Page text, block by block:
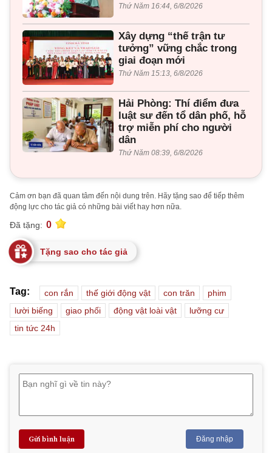
Thứ Năm 16:44, 6/8/2026
Xây dựng “thế trận tư
tưởng” vững chắc trong
giai đoạn mới
Thứ Năm 15:13, 6/8/2026
Hải Phòng: Thí điểm đưa
luật sư đến tổ dân phố, hỗ
trợ miễn phí cho người
dân
Thứ Năm 08:39, 6/8/2026
Cảm ơn bạn đã quan tâm đến nội dung trên. Hãy tặng sao để tiếp thêm
động lực cho tác giả có những bài viết hay hơn nữa.
Đã tặng: 0
Tặng sao cho tác giả
Tag: con rắn thế giới động vật con trăn
phim
lười biếng
giao phối động vật loài vật
lưỡng cư
tin tức 24h
Gửi bình luận Đăng nhập